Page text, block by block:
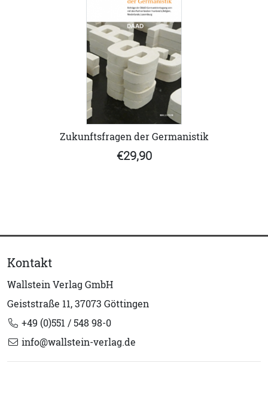
Zukunftsfragen der Germanistik
€29,90
Kontakt
Wallstein Verlag GmbH
Geiststraße 11, 37073 Göttingen
+49 (0)551 / 548 98-0
info@wallstein-verlag.de